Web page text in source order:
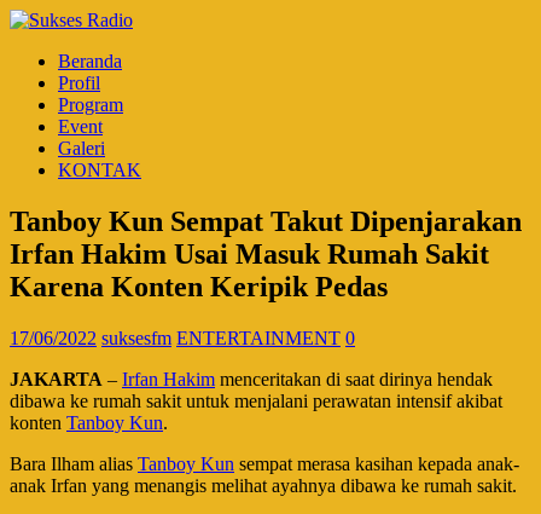
Beranda
Profil
Program
Event
Galeri
KONTAK
Tanboy Kun Sempat Takut Dipenjarakan
Irfan Hakim Usai Masuk Rumah Sakit
Karena Konten Keripik Pedas
17/06/2022 suksesfm ENTERTAINMENT 0
JAKARTA – Irfan Hakim menceritakan di saat dirinya hendak
dibawa ke rumah sakit untuk menjalani perawatan intensif akibat
konten Tanboy Kun.
Bara Ilham alias Tanboy Kun sempat merasa kasihan kepada anak-
anak Irfan yang menangis melihat ayahnya dibawa ke rumah sakit.